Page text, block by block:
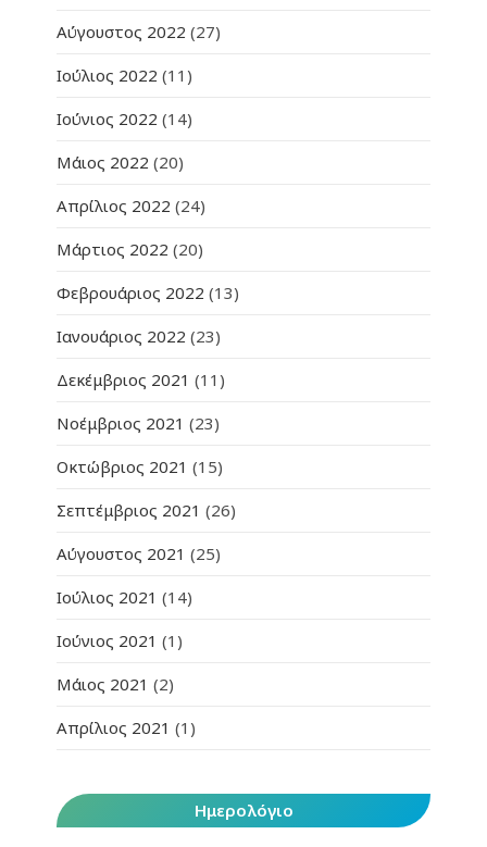
Αύγουστος 2022 (27)
Ιούλιος 2022 (11)
Ιούνιος 2022 (14)
Μάιος 2022 (20)
Απρίλιος 2022 (24)
Μάρτιος 2022 (20)
Φεβρουάριος 2022 (13)
Ιανουάριος 2022 (23)
Δεκέμβριος 2021 (11)
Νοέμβριος 2021 (23)
Οκτώβριος 2021 (15)
Σεπτέμβριος 2021 (26)
Αύγουστος 2021 (25)
Ιούλιος 2021 (14)
Ιούνιος 2021 (1)
Μάιος 2021 (2)
Απρίλιος 2021 (1)
Ημερολόγιο